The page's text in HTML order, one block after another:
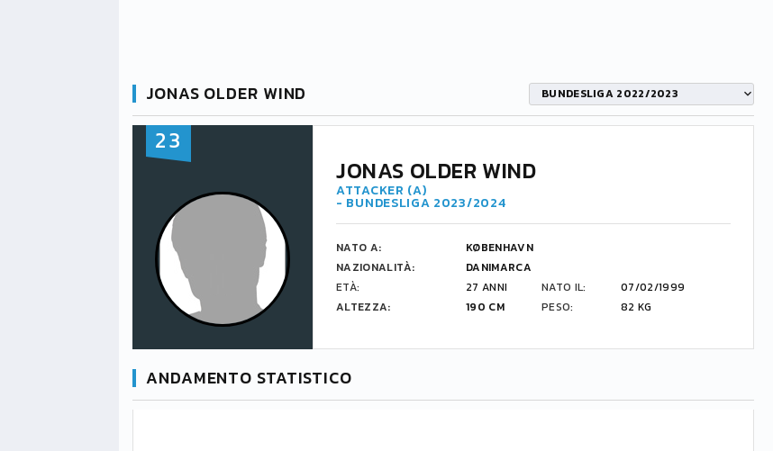
JONAS OLDER WIND BUNDESLIGA 2022/2023
23
JONAS OLDER WIND
ATTACKER (A)
- BUNDESLIGA 2023/2024
NATO A:
KØBENHAVN
NAZIONALITÀ:
DANIMARCA
ETÀ:
27 ANNI NATO IL:
07/02/1999
ALTEZZA:
190 CM PESO: 82 KG
ANDAMENTO STATISTICO